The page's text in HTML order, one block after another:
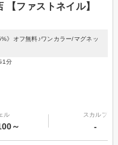
ファストネイル】
》オフ無料♪ワンカラー/マグネッ
1分
ル
～
スカルプ
-